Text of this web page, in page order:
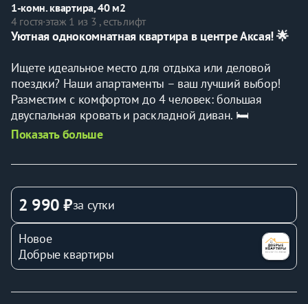
1-комн. квартира, 40 м2
4 гостя·этаж 1 из 3 , есть лифт
Уютная однокомнатная квартира в центре Аксая! 🌟
Ищете идеальное место для отдыха или деловой
поездки? Наши апартаменты – ваш лучший выбор!
Разместим с комфортом до 4 человек: большая
двуспальная кровать и раскладной диван. 🛏️
постельное белье и мягкие подушки обеспечат вам
полноценный отдых. Вы не захотите уезжать! 💤
Полное оснащение: ЖК-телевизор, кабельное ТВ, Wi-
Fi, полотенца, постельные принадлежности,
стиральная машина, микроволновка, фен, утюг,
гладильная доска, чайник, столовые приборы, посуда,
кастрюля, сковородка. 📺🍽️
Показать больше
2 990 ₽за сутки
Новое
Добрые квартиры